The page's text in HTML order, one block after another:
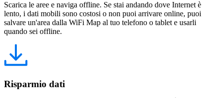
Scarica le aree e naviga offline. Se stai andando dove Internet è
lento, i dati mobili sono costosi o non puoi arrivare online, puoi
salvare un'area dalla WiFi Map al tuo telefono o tablet e usarli
quando sei offline.
Risparmio dati